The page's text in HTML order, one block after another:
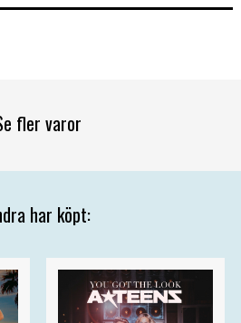
fler varor
har köpt: